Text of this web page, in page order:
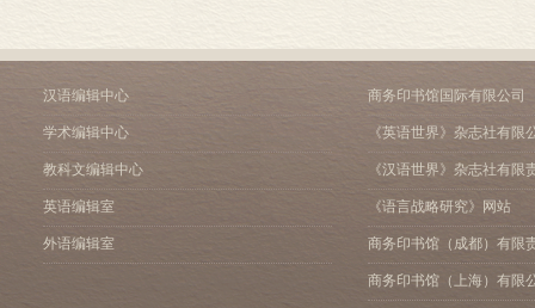
汉语编辑中心
学术编辑中心
教科文编辑中心
英语编辑室
外语编辑室
商务印书馆国际有限公司
《英语世界》杂志社有限
《汉语世界》杂志社有限
《语言战略研究》网站
商务印书馆（成都）有限
商务印书馆（上海）有限